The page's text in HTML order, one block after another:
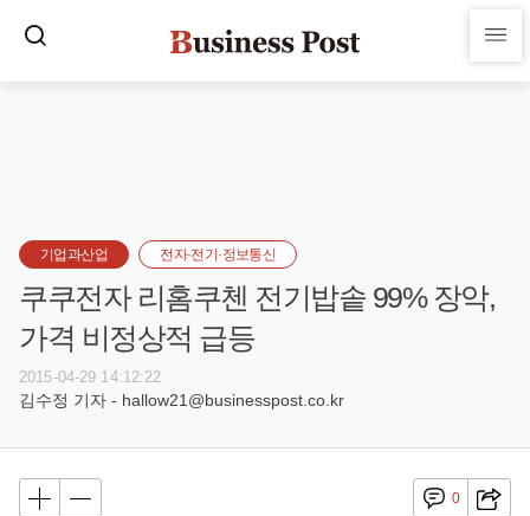
기업과산업 전자·전기·정보통신
쿠쿠전자 리홈쿠첸 전기밥솥 99% 장악,
가격 비정상적 급등
2015-04-29 14:12:22
김수정 기자 - hallow21@businesspost.co.kr
0